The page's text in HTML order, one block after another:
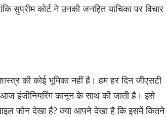
सुप्रीम कोर्ट ने उनकी जनहित याचिका पर विचार
की कोई भूमिका नहीं है। हम हर दिन जीएसटी
इंजीनियरिंग कानून के साथ की जाती है। इसे
फोन देखा है? क्या आपने देखा है कि इसमें कितने